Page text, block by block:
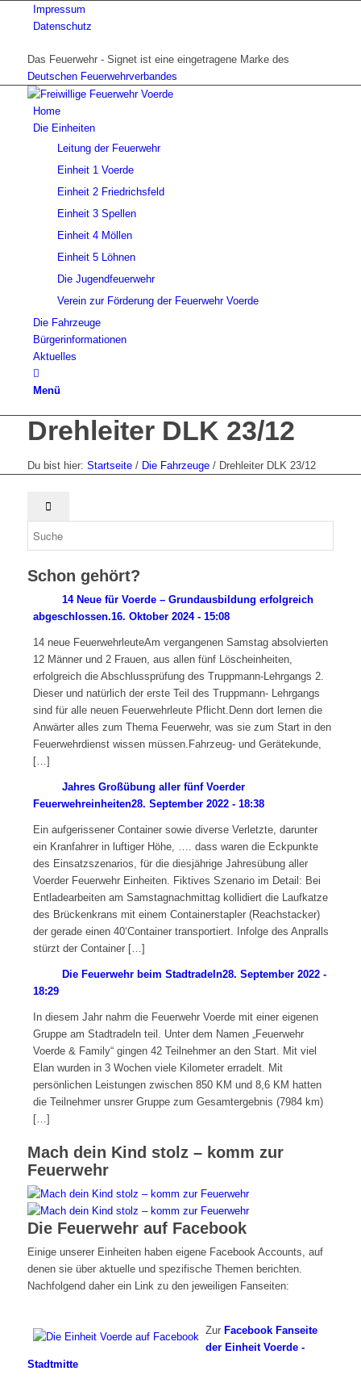
Impressum
Datenschutz
Das Feuerwehr - Signet ist eine eingetragene Marke des
Deutschen Feuerwehrverbandes
Home
Die Einheiten
Leitung der Feuerwehr
Einheit 1 Voerde
Einheit 2 Friedrichsfeld
Einheit 3 Spellen
Einheit 4 Möllen
Einheit 5 Löhnen
Die Jugendfeuerwehr
Verein zur Förderung der Feuerwehr Voerde
Die Fahrzeuge
Bürgerinformationen
Aktuelles
Menü
Drehleiter DLK 23/12
Du bist hier: Startseite / Die Fahrzeuge / Drehleiter DLK 23/12
Schon gehört?
14 Neue für Voerde – Grundausbildung erfolgreich
abgeschlossen.16. Oktober 2024 - 15:08
14 neue FeuerwehrleuteAm vergangenen Samstag absolvierten
12 Männer und 2 Frauen, aus allen fünf Löscheinheiten,
erfolgreich die Abschlussprüfung des Truppmann-Lehrgangs 2.
Dieser und natürlich der erste Teil des Truppmann- Lehrgangs
sind für alle neuen Feuerwehrleute Pflicht.Denn dort lernen die
Anwärter alles zum Thema Feuerwehr, was sie zum Start in den
Feuerwehrdienst wissen müssen.Fahrzeug- und Gerätekunde,
[…]
Jahres Großübung aller fünf Voerder
Feuerwehreinheiten28. September 2022 - 18:38
Ein aufgerissener Container sowie diverse Verletzte, darunter
ein Kranfahrer in luftiger Höhe, …. dass waren die Eckpunkte
des Einsatzszenarios, für die diesjährige Jahresübung aller
Voerder Feuerwehr Einheiten. Fiktives Szenario im Detail: Bei
Entladearbeiten am Samstagnachmittag kollidiert die Laufkatze
des Brückenkrans mit einem Containerstapler (Reachstacker)
der gerade einen 40‘Container transportiert. Infolge des Anpralls
stürzt der Container […]
Die Feuerwehr beim Stadtradeln28. September 2022 -
18:29
In diesem Jahr nahm die Feuerwehr Voerde mit einer eigenen
Gruppe am Stadtradeln teil. Unter dem Namen „Feuerwehr
Voerde & Family“ gingen 42 Teilnehmer an den Start. Mit viel
Elan wurden in 3 Wochen viele Kilometer erradelt. Mit
persönlichen Leistungen zwischen 850 KM und 8,6 KM hatten
die Teilnehmer unsrer Gruppe zum Gesamtergebnis (7984 km)
[…]
Mach dein Kind stolz – komm zur
Feuerwehr
Die Feuerwehr auf Facebook
Einige unserer Einheiten haben eigene Facebook Accounts, auf
denen sie über aktuelle und spezifische Themen berichten.
Nachfolgend daher ein Link zu den jeweiligen Fanseiten:
Zur Facebook Fanseite
der Einheit Voerde -
Stadtmitte